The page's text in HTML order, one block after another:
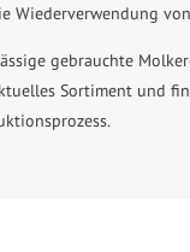
Wiederverwendung
gebrauchte
Sortiment und